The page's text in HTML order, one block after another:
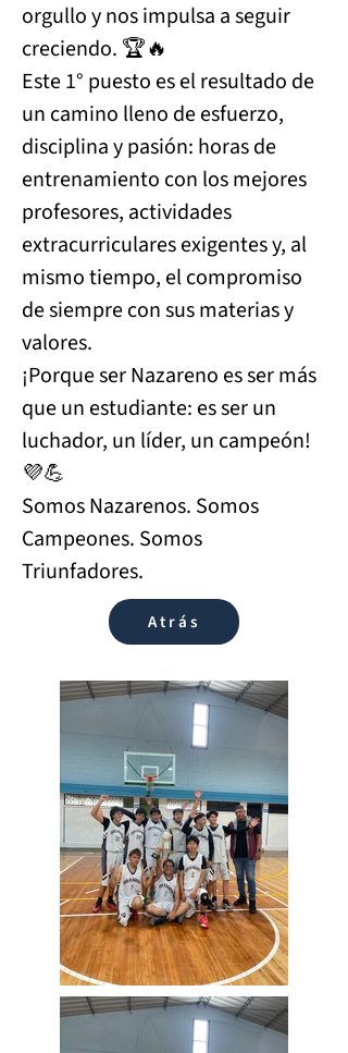
orgullo y nos impulsa a seguir
creciendo. 🏆🔥
Este 1° puesto es el resultado de
un camino lleno de esfuerzo,
disciplina y pasión: horas de
entrenamiento con los mejores
profesores, actividades
extracurriculares exigentes y, al
mismo tiempo, el compromiso
de siempre con sus materias y
valores.
¡Porque ser Nazareno es ser más
que un estudiante: es ser un
luchador, un líder, un campeón!
💜💪
Somos Nazarenos. Somos
Campeones. Somos
Triunfadores.
Atrás